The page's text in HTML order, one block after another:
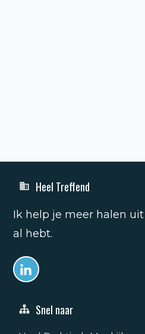
Heel Treffend
Ik help je meer halen
al hebt.
Snel naar